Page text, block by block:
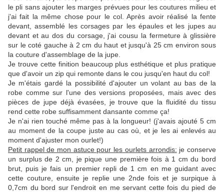
le pli sans ajouter les marges prévues pour les coutures milieu et
j'ai fait la même chose pour le col. Après avoir réalisé la fente
devant, assemblé les corsages par les épaules et les jupes au
devant et au dos du corsage, j'ai cousu la fermeture à glissière
sur le coté gauche à 2 cm du haut et jusqu'à 25 cm environ sous
la couture d'assemblage de la jupe.
Je trouve cette finition beaucoup plus esthétique et plus pratique
que d'avoir un zip qui remonte dans le cou jusqu'en haut du col!
Je m'étais gardé la possibilité d'ajouter un volant au bas de la
robe comme sur l'une des versions proposées, mais avec des
pièces de jupe déjà évasées, je trouve que la fluidité du tissu
rend cette robe suffisamment dansante comme ça!
Je n'ai rien touché même pas à la longueur! (j'avais ajouté 5 cm
au moment de la coupe juste au cas où, et je les ai enlevés au
moment d'ajuster mon ourlet!)
Petit rappel de mon astuce pour les ourlets arrondis: je conserve
un surplus de 2 cm, je pique une première fois à 1 cm du bord
brut, puis je fais un premier repli de 1 cm en me guidant avec
cette couture, ensuite je replie une 2nde fois et je surpique à
0,7cm du bord sur l'endroit en me servant cette fois du pied de